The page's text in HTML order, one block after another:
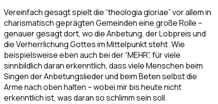
Vereinfach gesagt spielt die “theologia gloriae” vor allem in
charismatisch geprägten Gemeinden eine große Rolle –
genauer gesagt dort, wo die Anbetung, der Lobpreis und
die Verherrlichung Gottes im Mittelpunkt steht. Wie
beispielsweise eben auch bei der “MEHR”, für viele
sinnbildlich daran erkenntlich, dass viele Menschen beim
Singen der Anbetungslieder und beim Beten selbst die
Arme nach oben halten – wobei mir bis heute nicht
erkenntlich ist, was daran so schlimm sein soll.